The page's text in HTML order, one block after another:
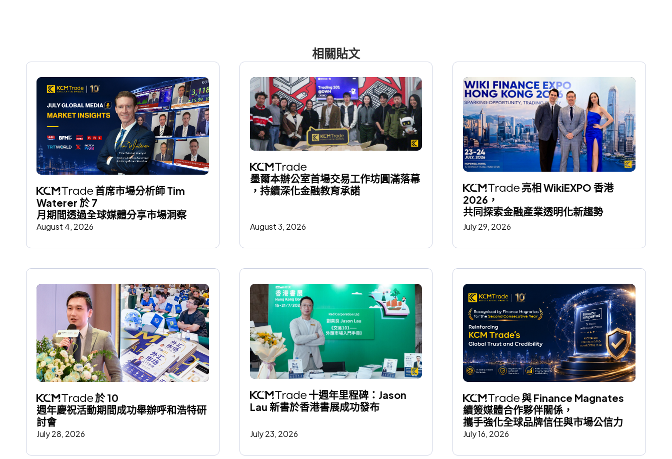
相關貼文
首席市場分析師 Tim
Waterer 於 7
月期間透過全球媒體分享市場洞察
August 4, 2026
墨爾本辦公室首場交易工作坊圓滿落幕
，持續深化金融教育承諾
August 3, 2026
亮相 WikiEXPO 香港
2026，
共同探索金融產業透明化新趨勢
July 29, 2026
於 10
週年慶祝活動期間成功舉辦呼和浩特研
討會
July 28, 2026
十週年里程碑：Jason
Lau 新書於香港書展成功發布
July 23, 2026
與 Finance Magnates
續簽媒體合作夥伴關係，
攜手強化全球品牌信任與市場公信力
July 16, 2026